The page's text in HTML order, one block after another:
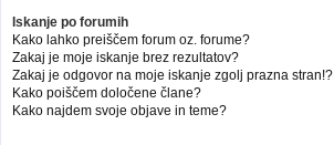
Iskanje po forumih
Kako lahko preiščem forum oz. forume?
Zakaj je moje iskanje brez rezultatov?
Zakaj je odgovor na moje iskanje zgolj prazna stran!?
Kako poiščem določene člane?
Kako najdem svoje objave in teme?